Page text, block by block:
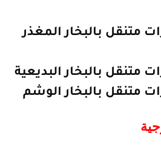
متنقل بالبخار المغذر
متنقل بالبخار البديعية
متنقل بالبخار الوشم